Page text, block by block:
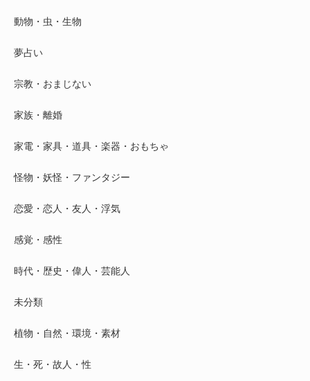
動物・虫・生物
夢占い
宗教・おまじない
家族・離婚
家電・家具・道具・楽器・おもちゃ
怪物・妖怪・ファンタジー
恋愛・恋人・友人・浮気
感覚・感性
時代・歴史・偉人・芸能人
未分類
植物・自然・環境・素材
生・死・故人・性